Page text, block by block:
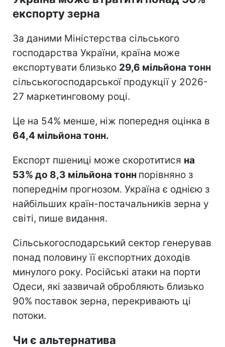
експорту зерна
За даними Міністерства сільського
господарства України, країна може
експортувати близько 29,6 мільйона тонн
сільськогосподарської продукції у 2026-
27 маркетинговому році.
Це на 54% менше, ніж попередня оцінка в
64,4 мільйона тонн.
Експорт пшениці може скоротитися на
53% до 8,3 мільйона тонн порівняно з
попереднім прогнозом. Україна є однією з
найбільших країн-постачальників зерна у
світі, пише видання.
Сільськогосподарський сектор генерував
понад половину її експортних доходів
минулого року. Російські атаки на порти
Одеси, які зазвичай обробляють близько
90% поставок зерна, перекривають ці
потоки.
Чи є альтернатива